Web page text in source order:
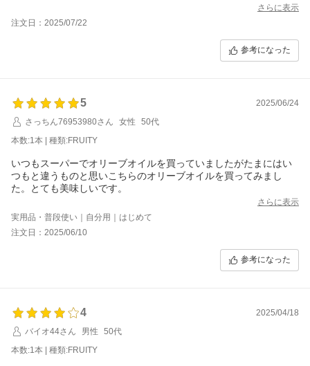
さらに表示
注文日：2025/07/22
参考になった
5
2025/06/24
さっちん76953980さん
女性
50代
本数:1本 | 種類:FRUITY
いつもスーパーでオリーブオイルを買っていましたがたまにはい
つもと違うものと思いこちらのオリーブオイルを買ってみまし
た。とても美味しいです。
さらに表示
実用品・普段使い｜自分用｜はじめて
注文日：2025/06/10
参考になった
4
2025/04/18
バイオ44さん
男性
50代
本数:1本 | 種類:FRUITY